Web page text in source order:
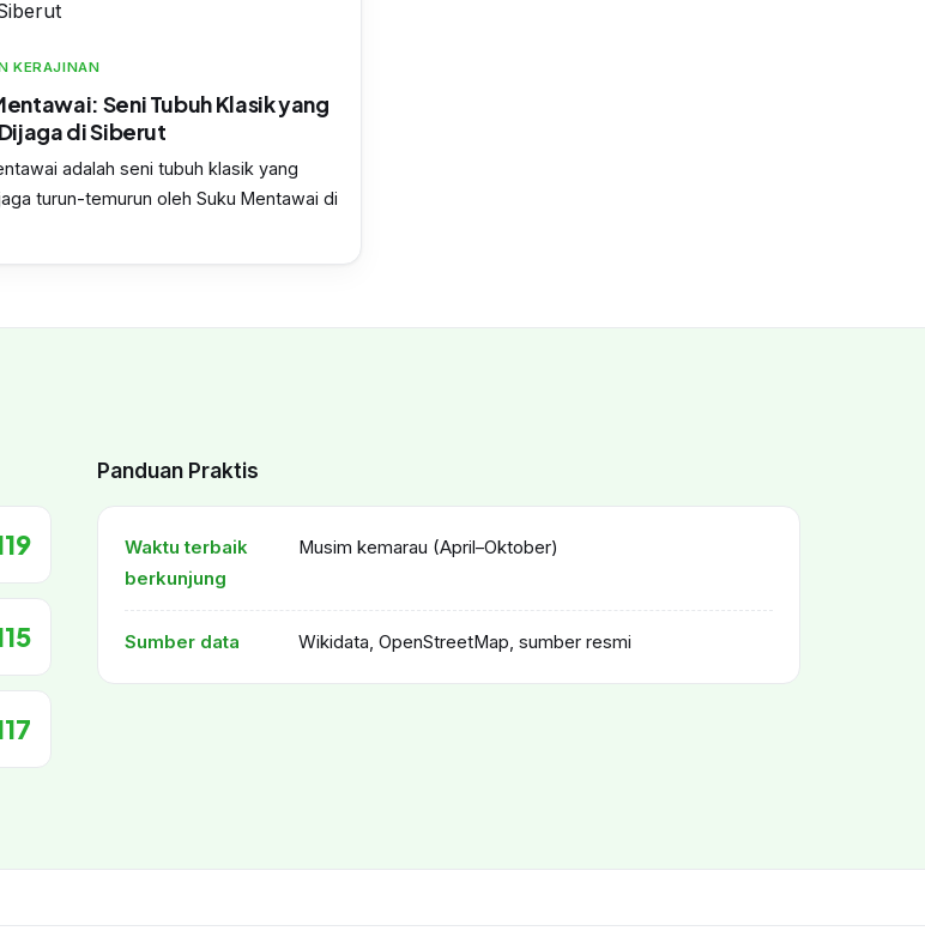
KERAJINAN
Seni Tubuh Klasik yang
di Siberut
adalah seni tubuh klasik yang
turun-temurun oleh Suku Mentawai di
Panduan Praktis
Waktu terbaik
berkunjung
Musim kemarau (April–Oktober)
Sumber data Wikidata, OpenStreetMap, sumber resmi